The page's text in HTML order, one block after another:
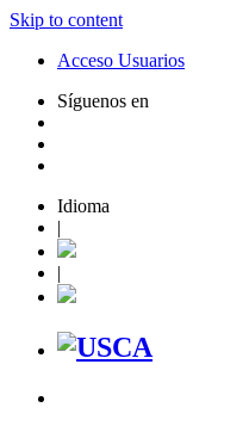
Skip to content
Acceso Usuarios
Síguenos en
Idioma
|
|